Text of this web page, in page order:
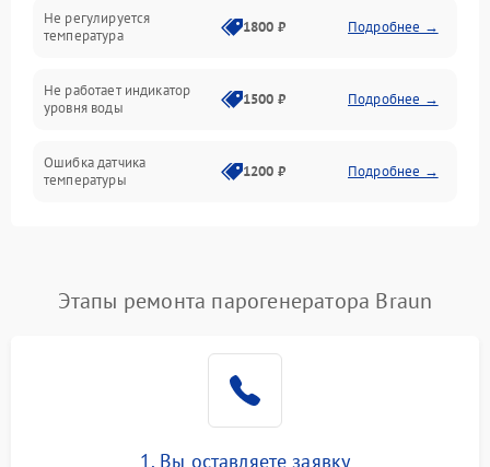
Не регулируется
температура
1800 ₽ Подробнее →
Не работает индикатор
уровня воды
1500 ₽ Подробнее →
Ошибка датчика
температуры
1200 ₽ Подробнее →
Ошибка платы управления Подробнее →
1200 ₽
Этапы ремонта парогенератора Braun
1. Вы оставляете заявку